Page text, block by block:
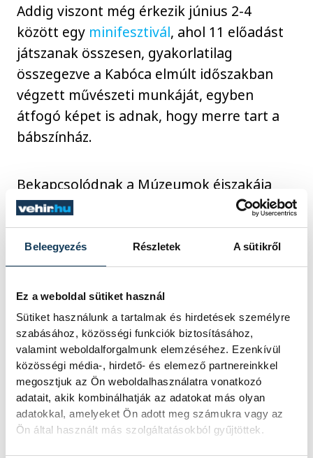
Beleegyezés Részletek A sütikről
Ez a weboldal sütiket használ
Sütiket használunk a tartalmak és hirdetések személyre
szabásához, közösségi funkciók biztosításához,
valamint weboldalforgalmunk elemzéséhez. Ezenkívül
közösségi média-, hirdető- és elemező partnereinkkel
megosztjuk az Ön weboldalhasználatra vonatkozó
adatait, akik kombinálhatják az adatokat más olyan
adatokkal, amelyeket Ön adott meg számukra vagy az
Ön által használt más szolgáltatásokból gyűjtöttek.
Addig viszont még érkezik június 2-4
között egy minifesztivál, ahol 11 előadást
játszanak összesen, gyakorlatilag
összegezve a Kabóca elmúlt időszakban
végzett művészeti munkáját, egyben
átfogó képet is adnak, hogy merre tart a
bábszínház.
Bekapcsolódnak a Múzeumok éjszakája
programsorozatba is, valamint három
turnusban nyári táborokat is szerveznek.
Ezek közül egyiket kifejezetten ukrán
anyanyelvű gyerekeknek.